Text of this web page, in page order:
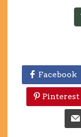
Facebook
Pinterest